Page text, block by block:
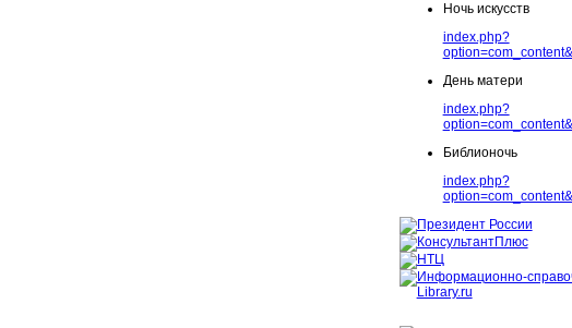
Ночь искусств
index.php?
День матери
index.php?
Библионочь
index.php?